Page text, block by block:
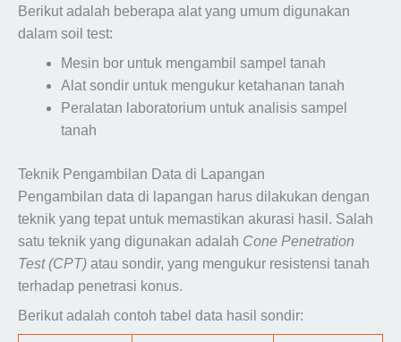
Berikut adalah beberapa alat yang umum digunakan
dalam soil test:
Mesin bor untuk mengambil sampel tanah
Alat sondir untuk mengukur ketahanan tanah
Peralatan laboratorium untuk analisis sampel
tanah
Teknik Pengambilan Data di Lapangan
Pengambilan data di lapangan harus dilakukan dengan
teknik yang tepat untuk memastikan akurasi hasil. Salah
satu teknik yang digunakan adalah Cone Penetration
Test (CPT) atau sondir, yang mengukur resistensi tanah
terhadap penetrasi konus.
Berikut adalah contoh tabel data hasil sondir: